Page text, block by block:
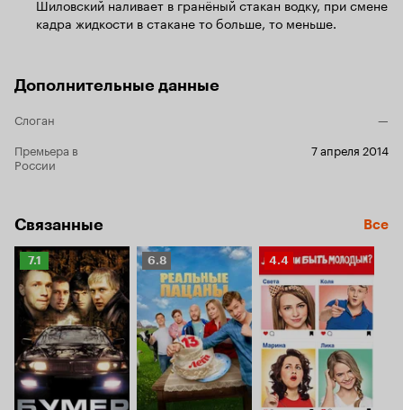
Шиловский наливает в гранёный стакан водку, при смене
кадра жидкости в стакане то больше, то меньше.
Дополнительные данные
Слоган
—
Премьера в
России
7 апреля 2014
Связанные Все
Рейтинг
Кинопоиска
7.1
7.1
Рейтинг
Кинопоиска
6.8
6.8
Рейтинг
Кинопоиска
4.4
4.4